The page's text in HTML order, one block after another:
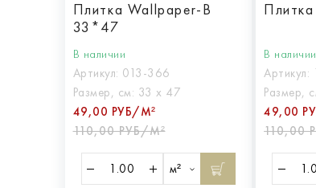
Плитка Wallpaper-B
33*47
В наличии
Артикул: 013-366
Размер, см: 33 х 47
49,00 РУБ/М²
110,00 РУБ/М²
м²
В наличии
Артикул:
Размер,
49,00
110,00